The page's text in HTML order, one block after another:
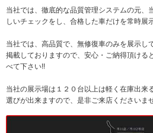
当社では、徹底的な品質管理システムの元、
しいチェックをし、合格した車だけを常時展
当社では、高品質で、無修復車のみを展示し
掲載しておりますので、安心・ご納得頂ける
べて下さい!!
当社の展示場は１２０台以上は軽く在庫出来
選びが出来ますので、是非ご来店くださいま